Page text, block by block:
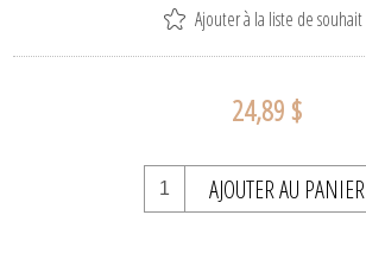
Ajouter à la liste de souhait
24,89 $
AJOUTER AU PANIER